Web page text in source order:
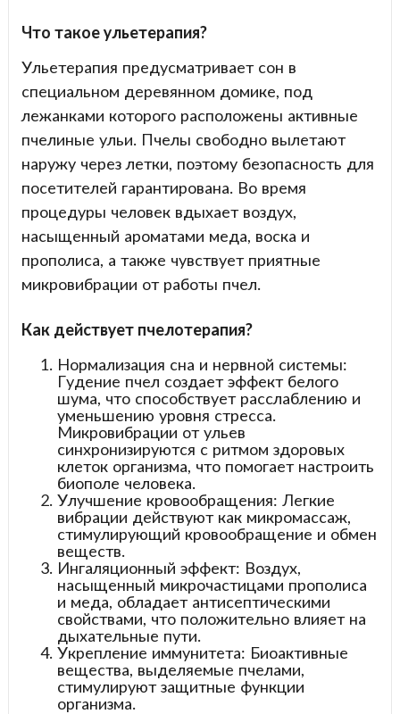
Что такое ульетерапия?
Ульетерапия предусматривает сон в
специальном деревянном домике, под
лежанками которого расположены активные
пчелиные ульи. Пчелы свободно вылетают
наружу через летки, поэтому безопасность для
посетителей гарантирована. Во время
процедуры человек вдыхает воздух,
насыщенный ароматами меда, воска и
прополиса, а также чувствует приятные
микровибрации от работы пчел.
Как действует пчелотерапия?
Нормализация сна и нервной системы:
Гудение пчел создает эффект белого
шума, что способствует расслаблению и
уменьшению уровня стресса.
Микровибрации от ульев
синхронизируются с ритмом здоровых
клеток организма, что помогает настроить
биополе человека.
Улучшение кровообращения: Легкие
вибрации действуют как микромассаж,
стимулирующий кровообращение и обмен
веществ.
Ингаляционный эффект: Воздух,
насыщенный микрочастицами прополиса
и меда, обладает антисептическими
свойствами, что положительно влияет на
дыхательные пути.
Укрепление иммунитета: Биоактивные
вещества, выделяемые пчелами,
стимулируют защитные функции
организма.